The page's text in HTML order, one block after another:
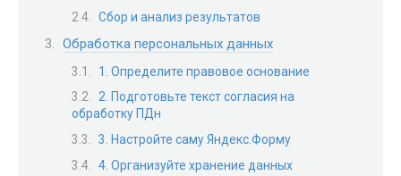
Сбор и анализ результатов
Обработка персональных данных
1. Определите правовое основание
2. Подготовьте текст согласия на
обработку ПДн
3. Настройте саму Яндекс.Форму
4. Организуйте хранение данных